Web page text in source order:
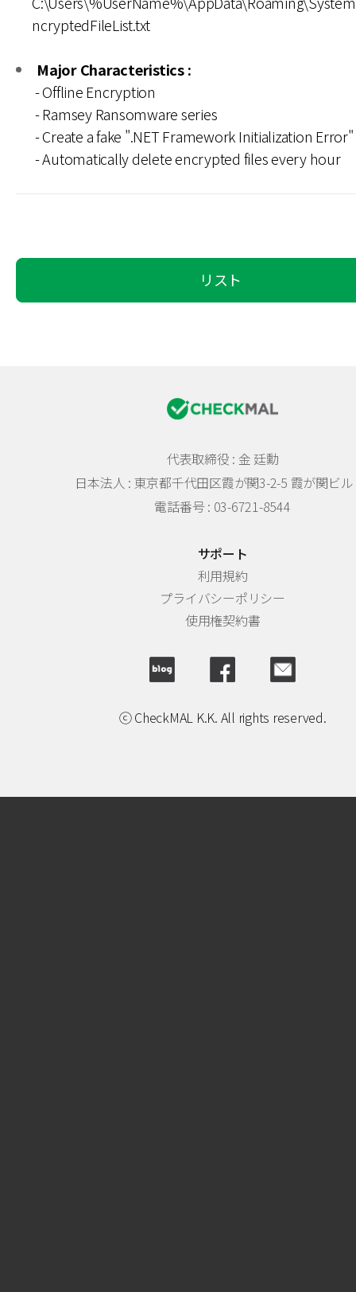
ncryptedFileList.txt
Major Characteristics :
- Offline Encryption
- Ramsey Ransomware series
- Create a fake ".NET Framework Initialization
- Automatically delete encrypted files every hour
リスト
代表取締役 : 金 廷勳
日本法人 : 東京都千代田区霞が関3-2-5 霞が関ビル
電話番号 : 03-6721-8544
サポート
利用規約
プライバシーポリシー
使用権契約書
ⓒ CheckMAL K.K. All rights reserved.